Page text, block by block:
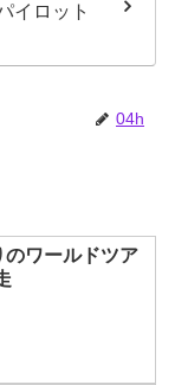
イロット
04h
のワールドツア